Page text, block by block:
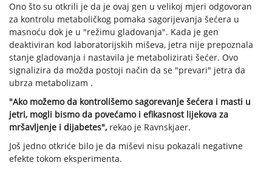
Ono što su otkrili je da je ovaj gen u velikoj mjeri odgovoran
za kontrolu metaboličkog pomaka sagorijevanja šećera u
masnoću dok je u "režimu gladovanja". Kada je gen
deaktiviran kod laboratorijskih miševa, jetra nije prepoznala
stanje gladovanja i nastavila je metabolizirati šećer. Ovo
signalizira da možda postoji način da se "prevari" jetra da
ubrza metabolizam .
"Ako možemo da kontrolišemo sagorevanje šećera i masti u
jetri, mogli bismo da povećamo i efikasnost lijekova za
mršavljenje i dijabetes", rekao je Ravnskjaer.
Još jedno otkriće bilo je da miševi nisu pokazali negativne
efekte tokom eksperimenta.